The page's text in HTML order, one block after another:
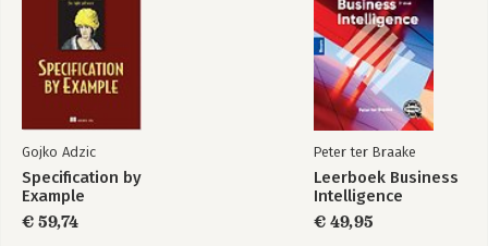
Gojko Adzic
Specification by
Example
€ 59,74
Peter ter Braake
Leerboek Business
Intelligence
€ 49,95